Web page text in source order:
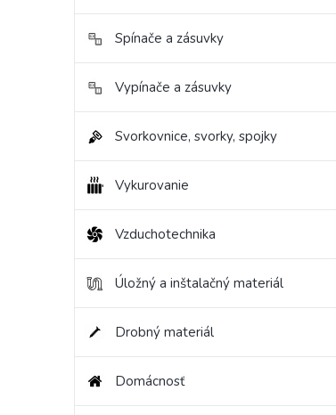
Spínače a zásuvky
Vypínače a zásuvky
Svorkovnice, svorky, spojky
Vykurovanie
Vzduchotechnika
Úložný a inštalačný materiál
Drobný materiál
Domácnosť